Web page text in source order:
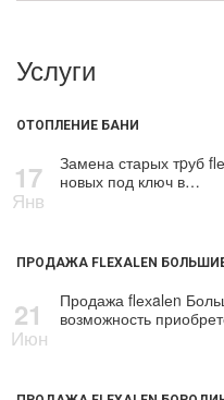
Услуги
ОТОПЛЕНИЕ БАНИ
17
Янв
Замена старых тpуб
новых под ключ в…
ПРОДАЖА FLEXALEN
21
Июн
Продажа flехalеn
возможность